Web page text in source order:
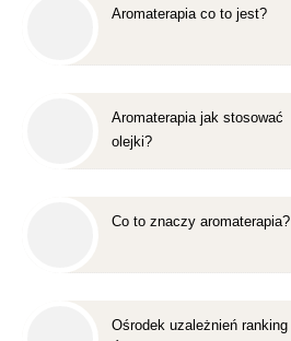
Aromaterapia co to jest?
Aromaterapia jak stosować
olejki?
Co to znaczy aromaterapia?
Ośrodek uzależnień ranking